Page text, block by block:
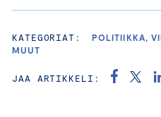
KATEGORIAT:
POLITIIKKA,
MUUT
JAA ARTIKKELI: